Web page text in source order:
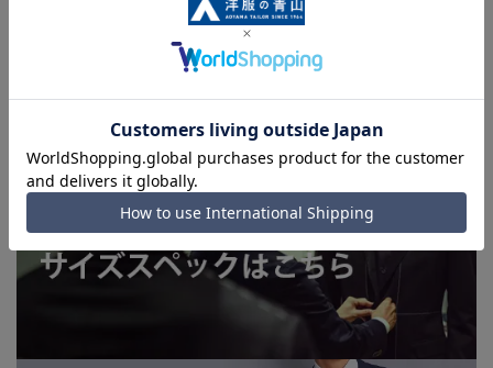
上、ご注文いただいたタイミングにより欠品が発生し、ご注文
を完了できない場合がございます。予めご了承ください。
■お急ぎ発送のご注文につきましても、ご注文のタイミングに
よってはお急ぎ発送サービスを選択できない場合がございま